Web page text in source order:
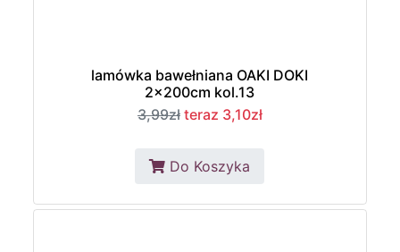
lamówka bawełniana OAKI DOKI
2x200cm kol.13
3,99zł teraz 3,10zł
Do Koszyka